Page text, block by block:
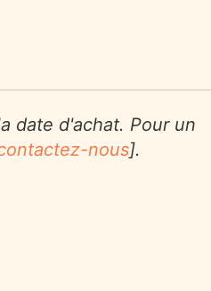
date d'achat. Pour un
nous].